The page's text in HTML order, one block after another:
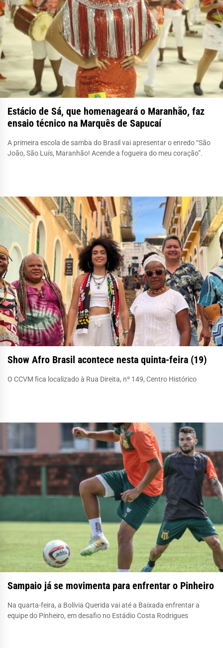
Estácio de Sá, que homenageará o Maranhão, faz
ensaio técnico na Marquês de Sapucaí
A primeira escola de samba do Brasil vai apresentar o enredo “São
João, São Luís, Maranhão! Acende a fogueira do meu coração”.
Show Afro Brasil acontece nesta quinta-feira (19)
O CCVM fica localizado à Rua Direita, nº 149, Centro Histórico
Sampaio já se movimenta para enfrentar o Pinheiro
Na quarta-feira, a Bolívia Querida vai até a Baixada enfrentar a
equipe do Pinheiro, em desafio no Estádio Costa Rodrigues